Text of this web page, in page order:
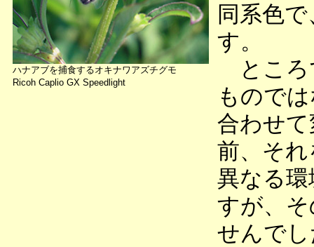
ハナアブを捕食するオキナワアズチグモ
Ricoh Caplio GX Speedlight
同系色
す。
ところ
もので
合わせ
前、そ
異なる
すが、
せんで